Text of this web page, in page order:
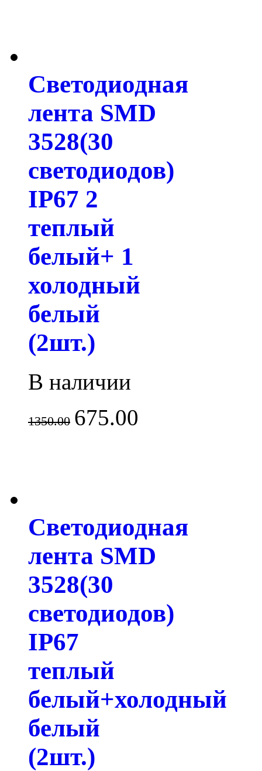
Светодиодная
лента SMD
3528(30
светодиодов)
IP67 2
теплый
белый+ 1
холодный
белый
(2шт.)
В наличии
1350.00 675.00
Светодиодная
лента SMD
3528(30
светодиодов)
IP67
теплый
белый+холодный
белый
(2шт.)